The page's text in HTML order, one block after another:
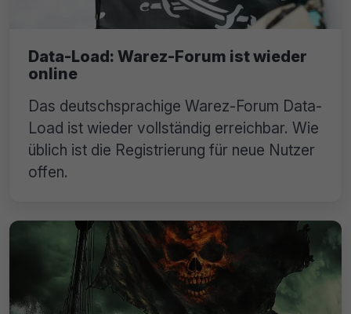
Data-Load: Warez-Forum ist wieder
online
Das deutschsprachige Warez-Forum Data-
Load ist wieder vollständig erreichbar. Wie
üblich ist die Registrierung für neue Nutzer
offen.